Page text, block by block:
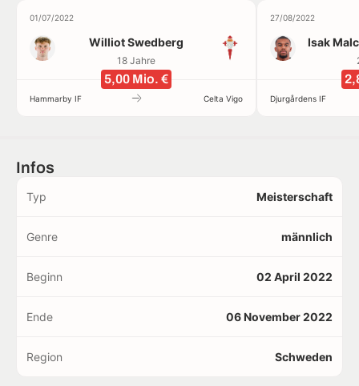
01/07/2022
Williot Swedberg
18 Jahre
5,00 Mio. €
Hammarby IF Celta Vigo
27/08/2022
Isak
Djurgårdens IF
Infos
Typ Meisterschaft
Genre männlich
Beginn 02 April 2022
Ende 06 November 2022
Region Schweden